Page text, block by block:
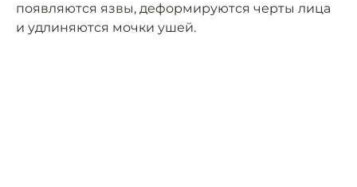
появляются язвы, деформируются черты лица
и удлиняются мочки ушей.